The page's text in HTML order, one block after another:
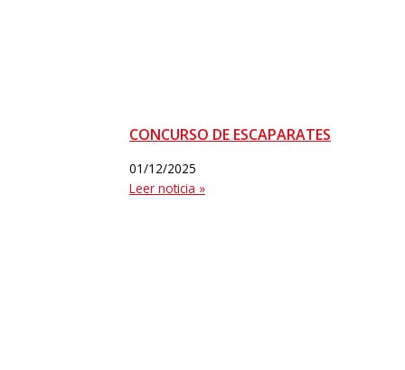
CONCURSO DE ESCAPARATES
01/12/2025
Leer noticia »